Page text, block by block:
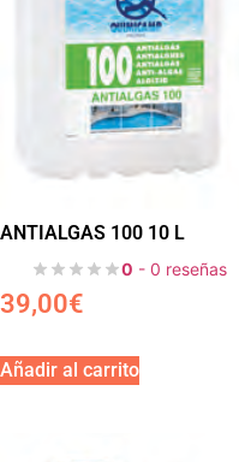
ANTIALGAS 100 10 L
0 - 0 reseñas
39,00€
Añadir al carrito